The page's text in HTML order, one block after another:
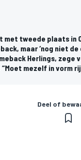
met tweede plaats in
maar ‘nog niet de
Herlings, zege
mezelf in vorm
Deel of